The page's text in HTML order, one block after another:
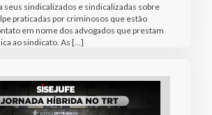
seus sindicalizados e sindicalizadas sobre
praticadas por criminosos que estão
em nome dos advogados que prestam
ao sindicato. As […]